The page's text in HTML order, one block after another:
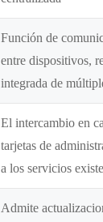
Función de
entre dispositivos,
integrada de
El intercambio en
tarjetas de
a los servicios
Admite